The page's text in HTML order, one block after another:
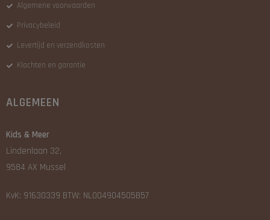
Algemene voorwaarden
Privacybeleid
Levertijd en verzendkosten
Klachten en garantie
ALGEMEEN
Kids & Meer
Lindenlaan 32,
9584 AX Mussel
KvK: 91630339 BTW: NL004904505B57